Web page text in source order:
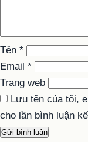
Tên *
Email *
Trang web
Lưu tên của tôi,
cho lần bình luận